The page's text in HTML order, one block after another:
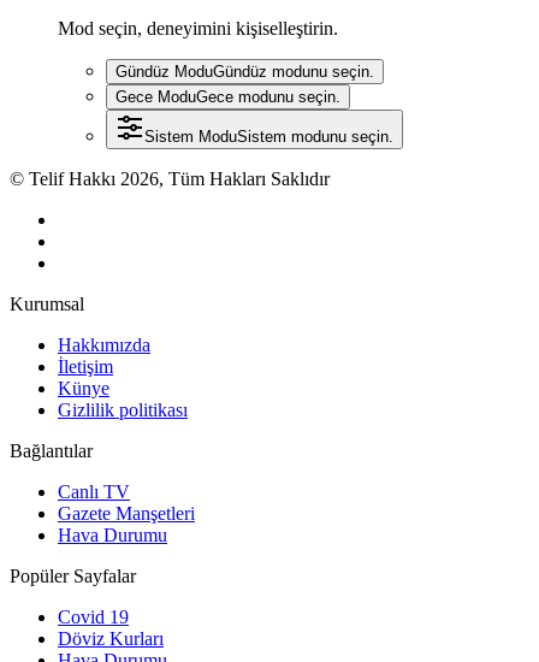
Mod seçin, deneyimini kişiselleştirin.
Gündüz ModuGündüz modunu seçin.
Gece ModuGece modunu seçin.
Sistem ModuSistem modunu seçin.
© Telif Hakkı 2026, Tüm Hakları Saklıdır
Kurumsal
Hakkımızda
İletişim
Künye
Gizlilik politikası
Bağlantılar
Canlı TV
Gazete Manşetleri
Hava Durumu
Popüler Sayfalar
Covid 19
Döviz Kurları